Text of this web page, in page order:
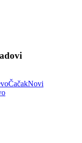
ČačakNovi